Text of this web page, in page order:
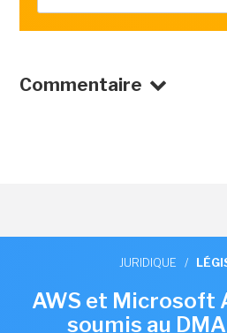
Commentaire
JURIDIQUE /
AWS et Microsoft
soumis au